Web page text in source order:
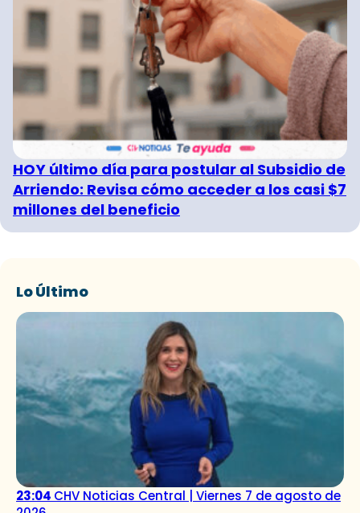
HOY último día para postular al Subsidio de
Arriendo: Revisa cómo acceder a los casi $7
millones del beneficio
Lo Último
23:04 CHV Noticias Central | Viernes 7 de agosto de